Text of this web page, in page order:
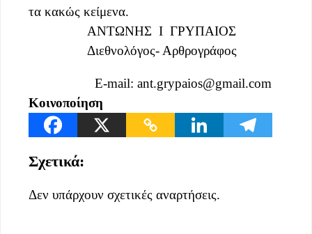
τα κακώς κείμενα.
ΑΝΤΩΝΗΣ Ι ΓΡΥΠΑΙΟΣ
Διεθνολόγος- Αρθρογράφος
E-mail: ant.grypaios@gmail.com
Κοινοποίηση
Σχετικά:
Δεν υπάρχουν σχετικές αναρτήσεις.